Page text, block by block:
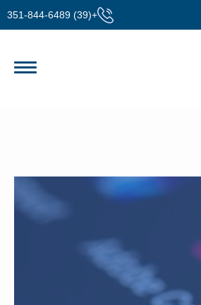
+(39) 351-844-6489